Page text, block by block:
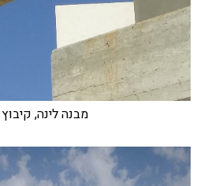
מבנה לינה,